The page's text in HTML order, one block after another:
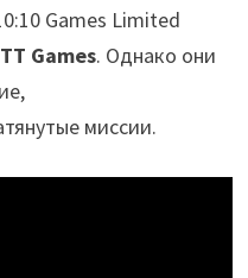
Games Limited
TT Games. Однако они
миссии.